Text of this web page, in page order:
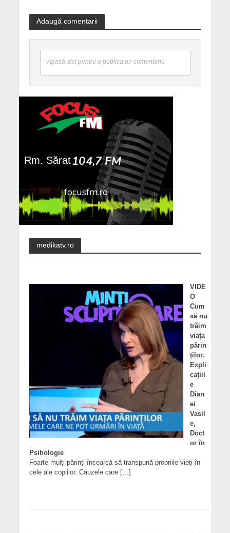
Adaugă comentarii
Apasă aici pentru a publica un comentariu
medikatv.ro
VIDE
O
Cum
să nu
trăim
viața
părin
ților.
Expli
cațiil
e
Dian
ei
Vasil
e,
Doct
or în
Psihologie
Foarte mulți părinți încearcă să transpună propriile vieți în
cele ale copiilor. Cauzele care […]